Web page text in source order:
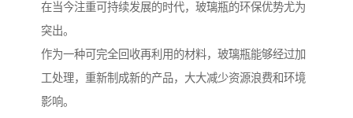
在当今注重可持续发展的时代，玻璃瓶的环保优势尤为
突出。
作为一种可完全回收再利用的材料，玻璃瓶能够经过加
工处理，重新制成新的产品，大大减少资源浪费和环境
影响。